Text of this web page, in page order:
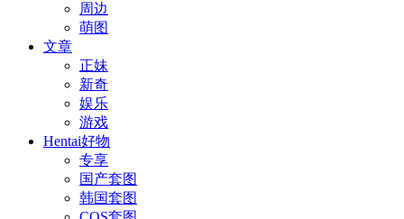
周边
萌图
文章
正妹
新奇
娱乐
游戏
Hentai好物
专享
国产套图
韩国套图